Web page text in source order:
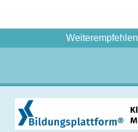
Weiterempfehlen